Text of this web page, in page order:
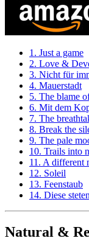
1. Just a game
2. Love &
3. Nicht für
4. Mauerstadt
5. The blame
6. Mit dem
7. The
8. Break the
9. The pale
10. Trails into
11. A different
12. Soleil
13. Feenstaub
14. Diese
Natural &